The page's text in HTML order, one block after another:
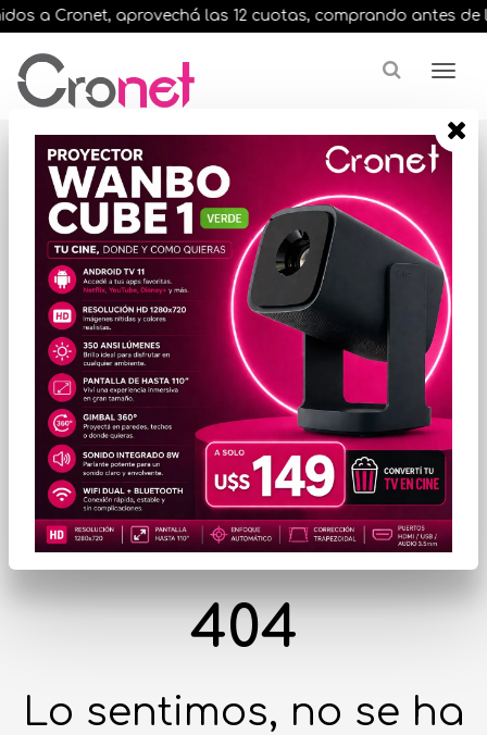
a Cronet, aprovechá las 12 cuotas, comprando antes de
404
Lo sentimos, no se ha